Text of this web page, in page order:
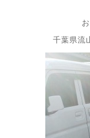
千葉県流